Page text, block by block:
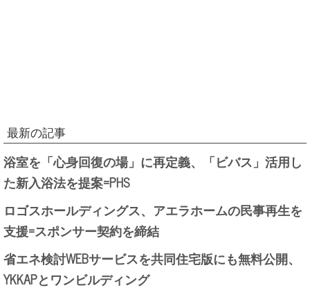
最新の記事
浴室を「心身回復の場」に再定義、「ビバス」活用し
た新入浴法を提案=PHS
ロゴスホールディングス、アエラホームの民事再生を
支援=スポンサー契約を締結
省エネ検討WEBサービスを共同住宅版にも無料公開、
YKKAPとワンビルディング